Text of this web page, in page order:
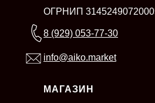
МАГАЗИН
ОГРНИП
8 (929) 053-77-30
info@aiko.market